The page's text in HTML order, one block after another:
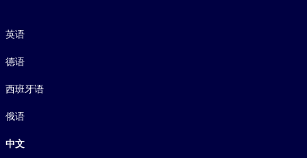
英语
德语
西班牙语
俄语
中文